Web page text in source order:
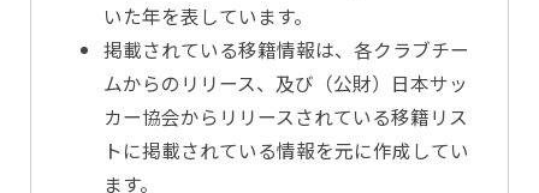
いた年を表しています。
掲載されている移籍情報は、各クラブチー
ムからのリリース、及び（公財）日本サッ
カー協会からリリースされている移籍リス
トに掲載されている情報を元に作成してい
ます。